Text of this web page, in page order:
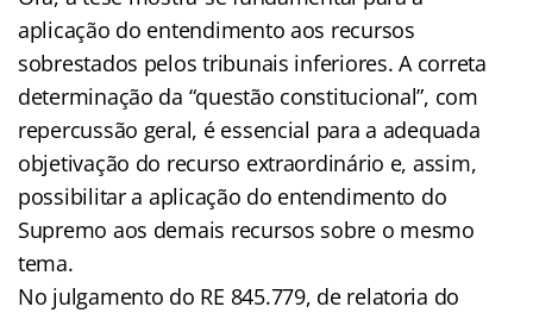
aplicação do entendimento aos recursos
sobrestados pelos tribunais inferiores. A correta
determinação da “questão constitucional”, com
repercussão geral, é essencial para a adequada
objetivação do recurso extraordinário e, assim,
possibilitar a aplicação do entendimento do
Supremo aos demais recursos sobre o mesmo
tema.
No julgamento do RE 845.779, de relatoria do